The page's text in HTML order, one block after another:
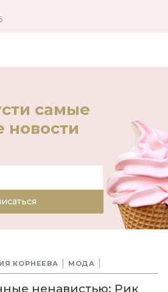
самые
новости
КОРНЕЕВА МОДА
ненавистью: Рик